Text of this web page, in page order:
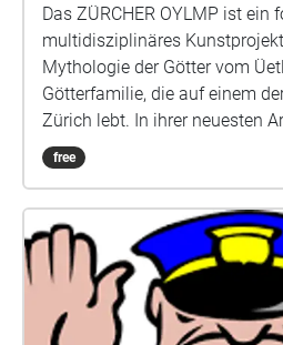
Das ZÜRCHER OYLMP ist ein
multidisziplinäres
Mythologie der Götter vom
Götterfamilie, die auf einem
Zürich lebt. In ihrer neuesten Arbeit für den Zürcher
Olymp erforscht Roscha A.
Klangkunst. Sie kreiert einen
Zugehörigkeit untersucht. Die Soundwelt des
Audiowalks vermischt sich mit
welche die Zuhörenden
beginnen sich zu verweben. Der ZÜRCHER OLYMP ist
ein Kunstprojekt der Künstlerin
free